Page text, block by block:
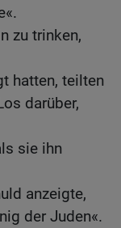
zu trinken,
hatten, teilten
darüber,
sie ihn
anzeigte,
der Juden«.